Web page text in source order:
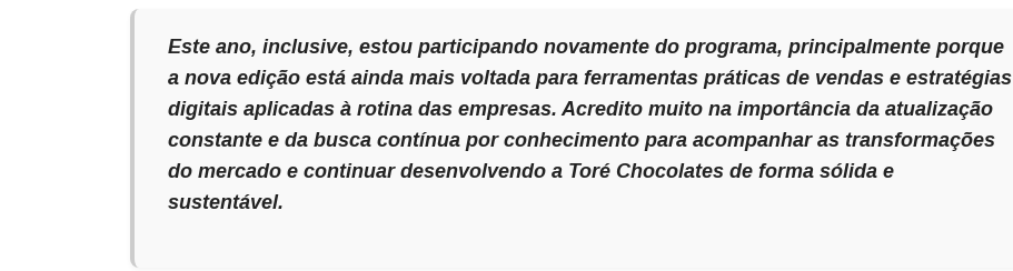
Este ano, inclusive, estou participando novamente do programa, principalmente porque
a nova edição está ainda mais voltada para ferramentas práticas de vendas e estratégias
digitais aplicadas à rotina das empresas. Acredito muito na importância da atualização
constante e da busca contínua por conhecimento para acompanhar as transformações
do mercado e continuar desenvolvendo a Toré Chocolates de forma sólida e
sustentável.